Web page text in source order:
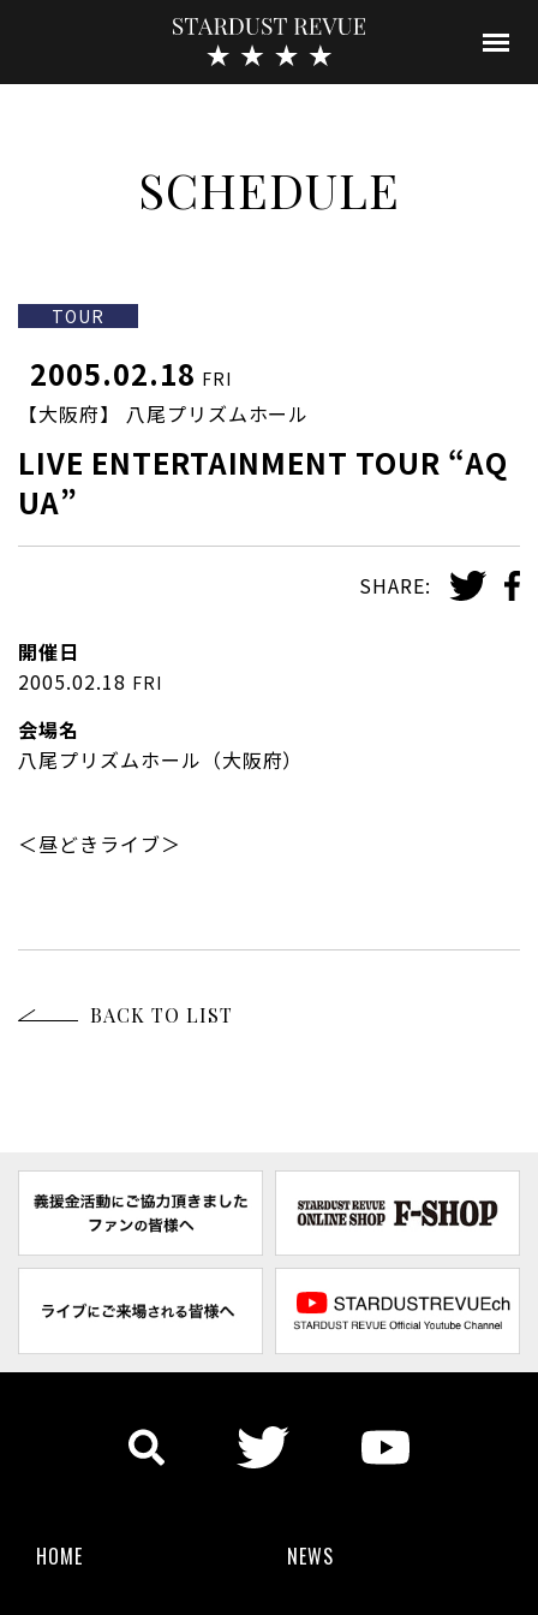
SCHEDULE
TOUR
2005.02.18 FRI
【大阪府】 八尾プリズムホール
LIVE ENTERTAINMENT TOUR “AQ
UA”
SHARE:
開催日
2005.02.18 FRI
会場名
八尾プリズムホール（大阪府）
＜昼どきライブ＞
BACK TO LIST
HOME NEWS